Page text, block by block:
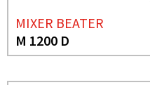
MIXER BEATER
M 1200 D